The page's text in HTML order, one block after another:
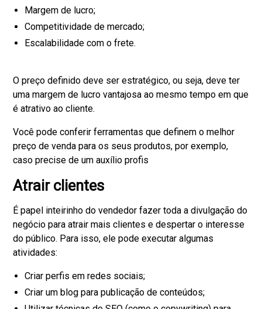
Margem de lucro;
Competitividade de mercado;
Escalabilidade com o frete.
O preço definido deve ser estratégico, ou seja, deve ter
uma margem de lucro vantajosa ao mesmo tempo em que
é atrativo ao cliente.
Você pode conferir ferramentas que definem o melhor
preço de venda para os seus produtos, por exemplo,
caso precise de um auxílio profis
Atrair clientes
É papel inteirinho do vendedor fazer toda a divulgação do
negócio para atrair mais clientes e despertar o interesse
do público. Para isso, ele pode executar algumas
atividades:
Criar perfis em redes sociais;
Criar um blog para publicação de conteúdos;